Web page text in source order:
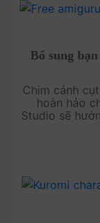
Bổ sung
Chim cánh
hoàn hảo
Studio sẽ